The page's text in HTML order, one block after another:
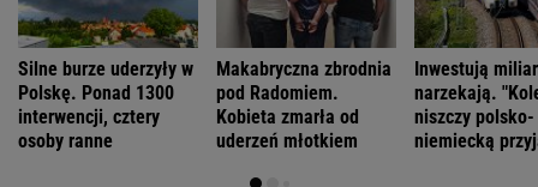
Silne burze uderzyły w
Polskę. Ponad 1300
interwencji, cztery
osoby ranne
Makabryczna zbrodnia
pod Radomiem.
Kobieta zmarła od
uderzeń młotkiem
Inwestują
narzekają.
niszczy polsko-
niemiecką